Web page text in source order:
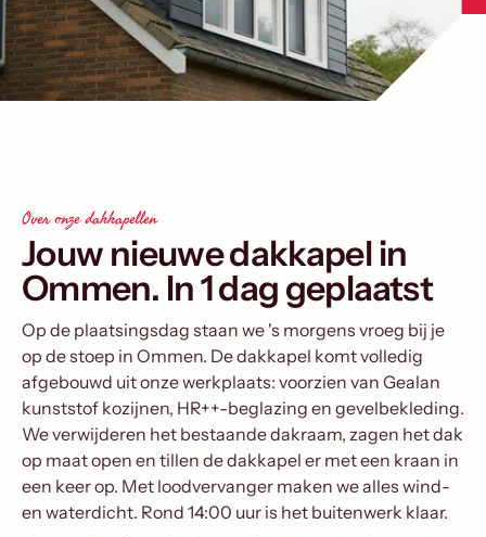
Over onze dakkapellen
Jouw nieuwe dakkapel in
Ommen. In 1 dag geplaatst
Op de plaatsingsdag staan we 's morgens vroeg bij je
op de stoep in Ommen. De dakkapel komt volledig
afgebouwd uit onze werkplaats: voorzien van Gealan
kunststof kozijnen, HR++-beglazing en gevelbekleding.
We verwijderen het bestaande dakraam, zagen het dak
op maat open en tillen de dakkapel er met een kraan in
een keer op. Met loodvervanger maken we alles wind-
en waterdicht. Rond 14:00 uur is het buitenwerk klaar.